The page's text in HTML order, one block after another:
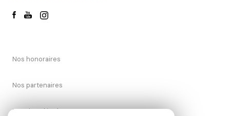
Nos honoraires
Nos partenaires
Mentions légales